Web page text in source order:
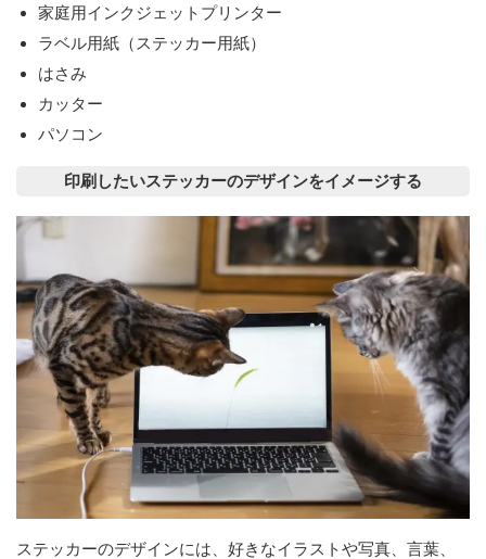
家庭用インクジェットプリンター
ラベル用紙（ステッカー用紙）
はさみ
カッター
パソコン
印刷したいステッカーのデザインをイメージする
ステッカーのデザインには、好きなイラストや写真、言葉、